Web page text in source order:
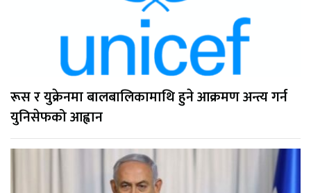
रूस र युक्रेनमा बालबालिकामाथि हुने आक्रमण अन्त्य गर्न
युनिसेफको आह्वान